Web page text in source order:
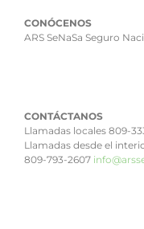
CONÓCENOS
ARS SeNaSa Seguro
CONTÁCTANOS
Llamadas locales 809-
Llamadas desde el
809-793-2607